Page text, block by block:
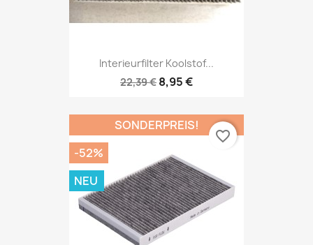
Interieurfilter Koolstof...
22,39 € 8,95 €
SONDERPREIS!
-52%
NEU
favorite_border